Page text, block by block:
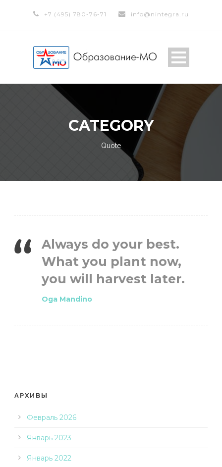
+7 (495) 780-76-71 info@nintegra.ru
CATEGORY
Quote
Always do your best.
What you plant now,
you will harvest later.
Oga Mandino
АРХИВЫ
Февраль 2026
Январь 2023
Январь 2022